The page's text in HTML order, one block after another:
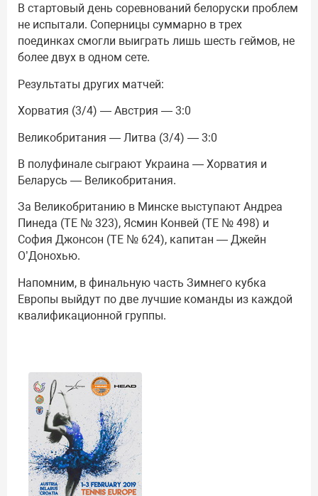
В стартовый день соревнований белоруски проблем
не испытали. Соперницы суммарно в трех
поединках смогли выиграть лишь шесть геймов, не
более двух в одном сете.
Результаты других матчей:
Хорватия (3/4) — Австрия — 3:0
Великобритания — Литва (3/4) — 3:0
В полуфинале сыграют Украина — Хорватия и
Беларусь — Великобритания.
За Великобританию в Минске выступают Андреа
Пинеда (ТЕ № 323), Ясмин Конвей (ТЕ № 498) и
София Джонсон (ТЕ № 624), капитан — Джейн
О’Донохью.
Напомним, в финальную часть Зимнего кубка
Европы выйдут по две лучшие команды из каждой
квалификационной группы.